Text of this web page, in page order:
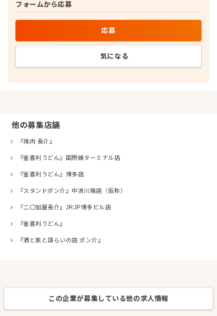
フォームから応募
応募
気になる
他の募集店舗
『焼肉 長介』
『釜喜利うどん』国際線ターミナル店
『釜喜利うどん』博多店
『スタンドポン介』中洲川端店（仮称）
『二〇加屋長介』JRJP博多ビル店
『釜喜利うどん』
『酒と旅と語らいの店 ポン介』
この企業が募集している他の求人情報